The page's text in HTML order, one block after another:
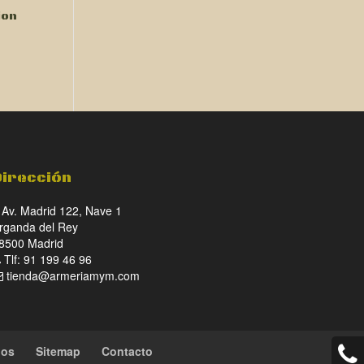
Madrid 122, Nave 1
del Rey
Madrid
Tlf: 91 199 46 96
tienda@armeriamym.com
Sitemap Contacto